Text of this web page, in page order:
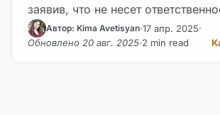
заявив, что не несет
потери пользователей.
Автор: Kima Avetisyan 17 апр. 2025
Обновлено 20 авг. 2025 2 min read